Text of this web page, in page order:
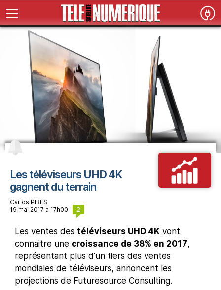
Les téléviseurs UHD 4K
gagnent du terrain
Carlos PIRES
19 mai 2017 à 17h00
2
Les ventes des téléviseurs UHD 4K vont
connaitre une croissance de 38% en 2017,
représentant plus d'un tiers des ventes
mondiales de téléviseurs, annoncent les
projections de Futuresource Consulting.